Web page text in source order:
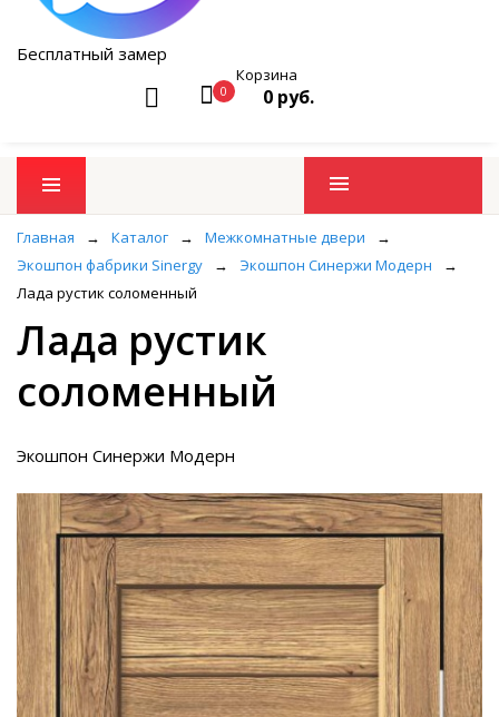
Бесплатный замер
0
Корзина
0 руб.
Промо товары
Главная → Каталог → Межкомнатные двери
→
Экошпон фабрики Sinergy
→ Экошпон Синержи Модерн
→
Лада рустик соломенный
Лада рустик
соломенный
Экошпон Синержи Модерн